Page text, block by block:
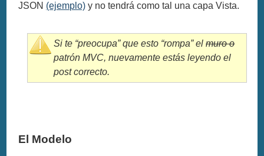
JSON (ejemplo) y no tendrá como tal una capa Vista.
Si te “preocupa” que esto “rompa” elmuro o
patrón MVC, nuevamente estás leyendo el
post correcto.
El Modelo